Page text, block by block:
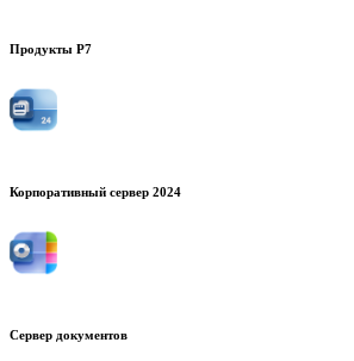
Продукты Р7
Корпоративный сервер 2024
Сервер документов